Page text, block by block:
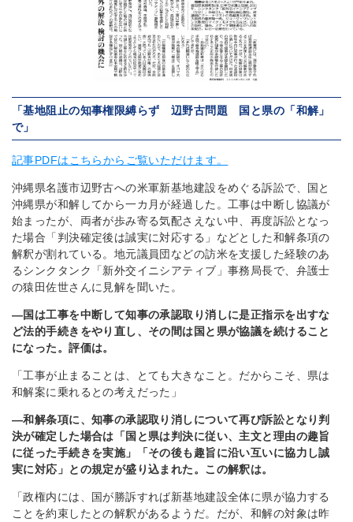
「基地阻止の知事権限縛らず 辺野古問題 国と県の「和解」
で」
記事PDFはこちらからご覧いただけます。
沖縄県名護市辺野古への米軍新基地建設をめぐる訴訟で、国と
沖縄県が和解してから一カ月が経過した。工事は中断し協議が
始まったが、両者が歩み寄る気配さえない中、再度訴訟となっ
た場合「判決確定後は誠実に対応する」などとした和解条項の
解釈が割れている。地元議員団などの訪米を支援した経験のあ
るシンクタンク「新外交イニシアティブ」事務局長で、弁護士
の猿田佐世さんに見解を聞いた。
―国は工事を中断して知事の承認取り消しに是正指示を出すな
ど法的手続きをやり直し、その間は国と県が協議を続けること
になった。評価は。
「工事が止まることは、とても大きなこと。だからこそ、県は
和解案に乗れるとの考えだった」
―和解条項に、知事の承認取り消しについて再び訴訟となり判
決が確定した場合は「国と県は判決に従い、主文と理由の趣旨
に従った手続きを実施」「その後も趣旨に沿い互いに協力し誠
実に対応」との規定が盛り込まれた。この解釈は。
「政権内には、国が勝訴すれば新基地建設全体に県が協力する
ことを約束したとの解釈があるようだ。だが、和解の対象は昨